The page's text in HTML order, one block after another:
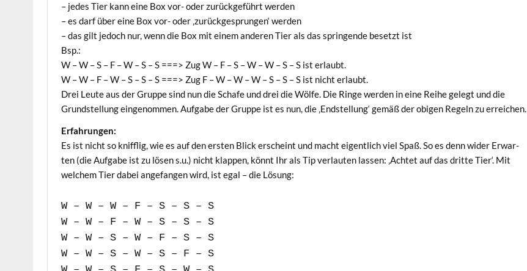
– jedes Tier kann eine Box vor- oder zurück­ge­führt werden
– es darf über eine Box vor- oder ‚zurück­ge­sprun­gen‘ werden
– das gilt jedoch nur, wenn die Box mit einem ande­ren Tier als das sprin­gen­de besetzt ist
Bsp.:
W – W – S – F – W – S – S ===> Zug W – F – S – W – W – S – S ist erlaubt.
W – W – F – W – S – S – S ===> Zug F – W – W – W – S – S – S ist nicht erlaubt.
Drei Leu­te aus der Grup­pe sind nun die Scha­fe und drei die Wöl­fe. Die Rin­ge wer­den in eine Rei­he gelegt und die
Grund­stel­lung ein­ge­nom­men. Auf­ga­be der Grup­pe ist es nun, die ‚End­stel­lung‘ gemäß der obi­gen Regeln zu erreichen.
Erfah­run­gen:
Es ist nicht so kniff­lig, wie es auf den ers­ten Blick erscheint und macht eigent­lich viel Spaß. So es denn wider Erwar­
ten (die Auf­ga­be ist zu lösen s.u.) nicht klap­pen, könnt Ihr als Tip ver­lau­ten las­sen: ‚Ach­tet auf das drit­te Tier‘. Mit
wel­chem Tier dabei ange­fan­gen wird, ist egal – die Lösung:
W – W – W – F – S – S – S
W – W – F – W – S – S – S
W – W – S – W – F – S – S
W – W – S – W – S – F – S